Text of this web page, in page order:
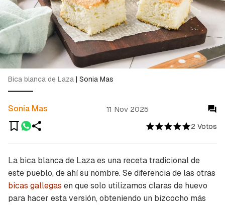
2 Votos
Sonia Mas 11 Nov 2025
Bica blanca de Laza | Sonia Mas
La bica blanca de Laza es una receta tradicional de
este pueblo, de ahí su nombre. Se diferencia de las otras
bicas gallegas en que solo utilizamos claras de huevo
para hacer esta versión, obteniendo un bizcocho más